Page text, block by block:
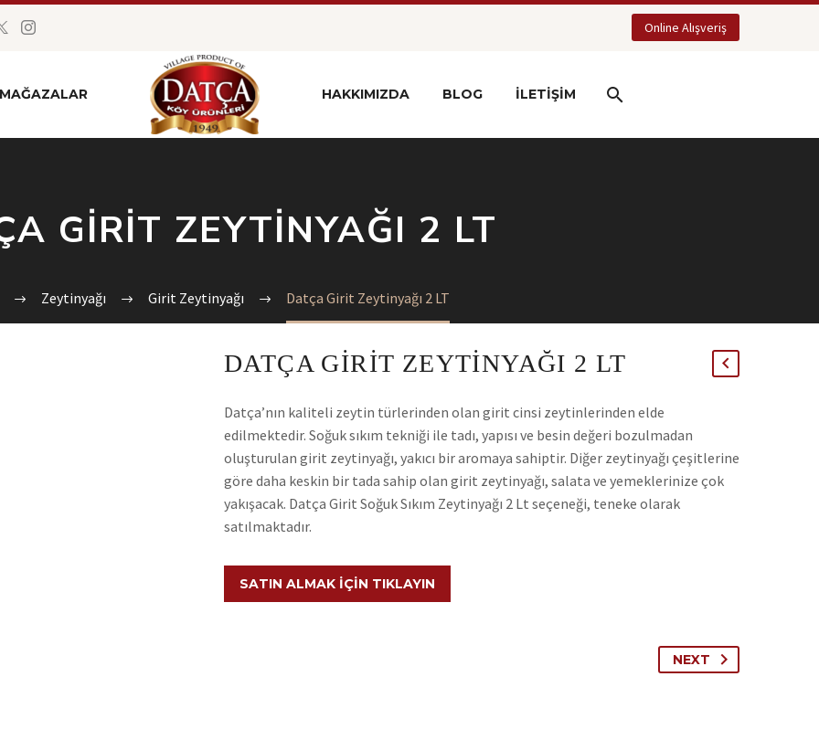
Online Alışveriş
MAĞAZALAR HAKKIMIZDA BLOG İLETIŞIM
GIRIT ZEYTINYAĞI 2 LT
Zeytinyağı Girit Zeytinyağı Datça Girit Zeytinyağı 2 LT
DATÇA GIRIT ZEYTINYAĞI 2 LT
Datça’nın kaliteli zeytin türlerinden olan girit cinsi zeytinlerinden elde
edilmektedir. Soğuk sıkım tekniği ile tadı, yapısı ve besin değeri bozulmadan
oluşturulan girit zeytinyağı, yakıcı bir aromaya sahiptir. Diğer zeytinyağı çeşitlerine
göre daha keskin bir tada sahip olan girit zeytinyağı, salata ve yemeklerinize çok
yakışacak. Datça Girit Soğuk Sıkım Zeytinyağı 2 Lt seçeneği, teneke olarak
satılmaktadır.
SATIN ALMAK İÇIN TIKLAYIN
NEXT